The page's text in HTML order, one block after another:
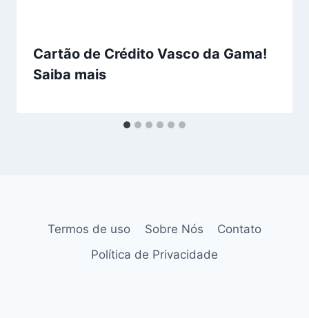
Cartão de Crédito Vasco da Gama!
Saiba mais
Termos de uso Sobre Nós
Contato
Política de Privacidade